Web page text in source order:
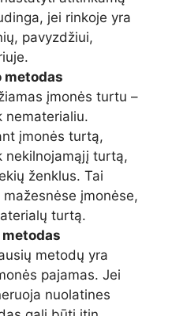
jei rinkoje yra
pavyzdžiui,
įmonės turtu –
nematerialiu.
įmonės turtą,
nekilnojamąjį turtą,
ženklus. Tai
įmonėse,
turtą.
metodų yra
pajamas. Jei
nuolatines